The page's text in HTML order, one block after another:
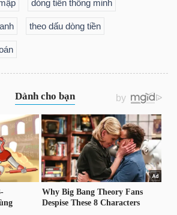
dòng tiền thông minh
theo dấu dòng tiền